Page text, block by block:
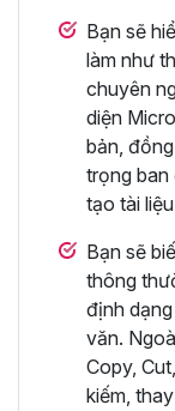
Bạn sẽ
làm như
chuyên
diện
bản,
trọng ban
tạo tài
Bạn sẽ
thông
định
văn.
Copy,
kiếm,